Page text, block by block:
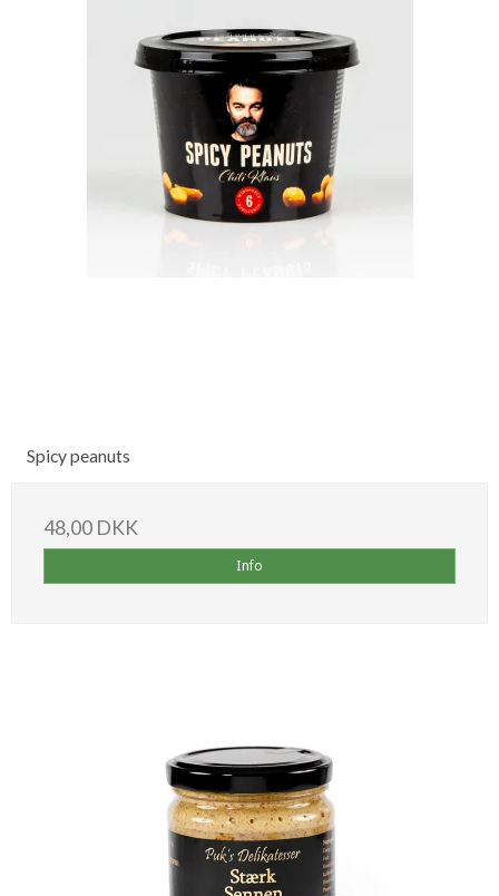
Spicy peanuts
48,00 DKK
Info